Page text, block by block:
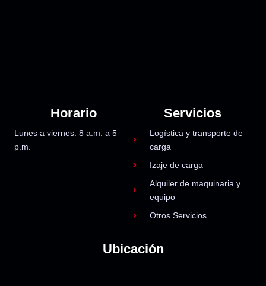
Horario
Lunes a viernes: 8 a.m. a 5
p.m.
Servicios
Logística y transporte de
carga
Izaje de carga
Alquiler de maquinaria y
equipo
Otros Servicios
Ubicación